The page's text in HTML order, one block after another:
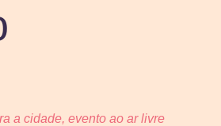
a cidade, evento ao ar livre